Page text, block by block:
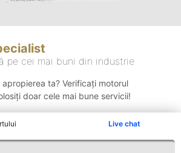
Live chat
pe cei mai buni din industrie
ta? Verificați motorul
doar cele mai bune servicii!